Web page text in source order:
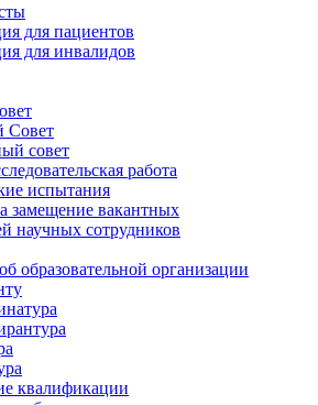
для пациентов
для инвалидов
Совет
совет
работа
испытания
замещение вакантных
научных сотрудников
образовательной организации
квалификации